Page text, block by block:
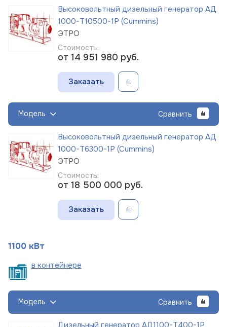
Высоковольтный дизельный генератор АД
1000-Т10500-1Р (Cummins)
ЭТРО
Стоимость:
от 14 951 980 руб.
Заказать
Модель Сравнить
Высоковольтный дизельный генератор АД
1000-Т6300-1Р (Cummins)
ЭТРО
Стоимость:
от 18 500 000 руб.
Заказать
1100 кВт
в контейнере
Модель Сравнить
Дизельный генератор АД1100-Т400-1Р